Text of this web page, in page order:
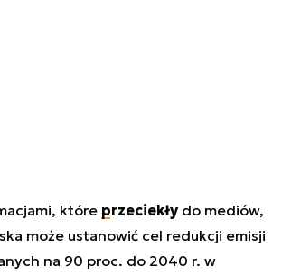
które przeciekłydo mediów,
może ustanowić cel redukcji emisji
na 90 proc. do 2040 r. w